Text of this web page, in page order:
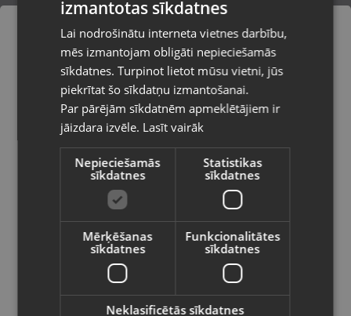
Viens auskars
Rīga, Nīcgales iela 2b
Stāvoklis Restaurēts (Garantija 24 mēneši)
131.00€
/mēn.
Zelta auskars
Pasūtījumi tiks piegādāti uz
izvēlēto valsti
Vietnes saturs būs attēlots izvēlētajā
valodā
Valsts
Latviešu / Latvian
RUSSIAN
izmantotas sīkdatnes
Lai nodrošinātu interneta vietnes darbību,
mēs izmantojam obligāti nepieciešamās
sīkdatnes. Turpinot lietot mūsu vietni, jūs
piekrītat šo sīkdatņu izmantošanai.
Par pārējām sīkdatnēm apmeklētājiem ir
jāizdara izvēle. Lasīt vairāk
Nepieciešamās
sīkdatnes
Statistikas
sīkdatnes
Mērķēšanas
sīkdatnes
Funkcionalitātes
sīkdatnes
Neklasificētās sīkdatnes